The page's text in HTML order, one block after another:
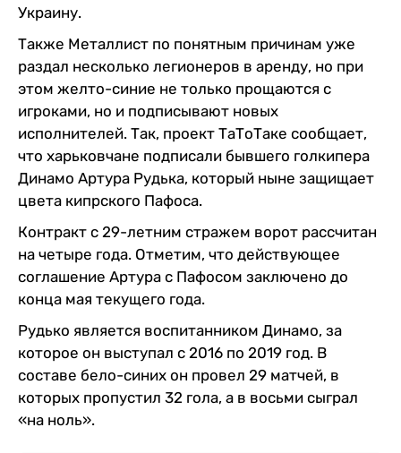
Украину.
Также Металлист по понятным причинам уже
раздал несколько легионеров в аренду, но при
этом желто-синие не только прощаются с
игроками, но и подписывают новых
исполнителей. Так, проект ТаТоТаке сообщает,
что харьковчане подписали бывшего голкипера
Динамо Артура Рудька, который ныне защищает
цвета кипрского Пафоса.
Контракт с 29-летним стражем ворот рассчитан
на четыре года. Отметим, что действующее
соглашение Артура с Пафосом заключено до
конца мая текущего года.
Рудько является воспитанником Динамо, за
которое он выступал с 2016 по 2019 год. В
составе бело-синих он провел 29 матчей, в
которых пропустил 32 гола, а в восьми сыграл
«на ноль».